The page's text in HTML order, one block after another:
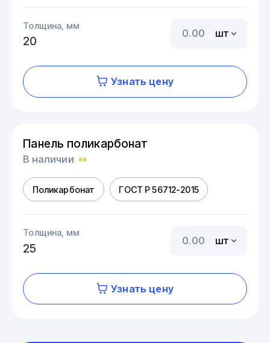
Толщина, мм
20
шт
Узнать цену
Панель поликарбонат
В наличии
Поликарбонат ГОСТ Р 56712-2015
Толщина, мм
25
шт
Узнать цену